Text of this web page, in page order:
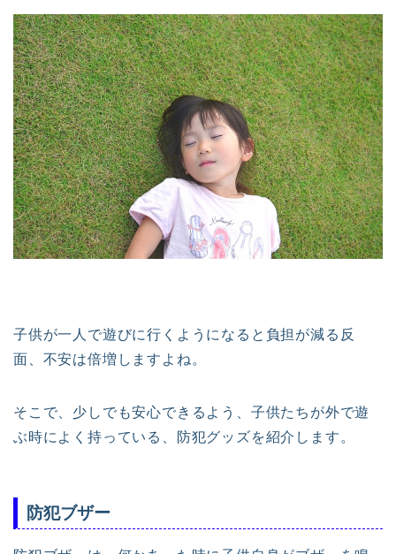
子供が一人で遊びに行くようになると負担が減る反
面、不安は倍増しますよね。
そこで、少しでも安心できるよう、子供たちが外で遊
ぶ時によく持っている、防犯グッズを紹介します。
防犯ブザー